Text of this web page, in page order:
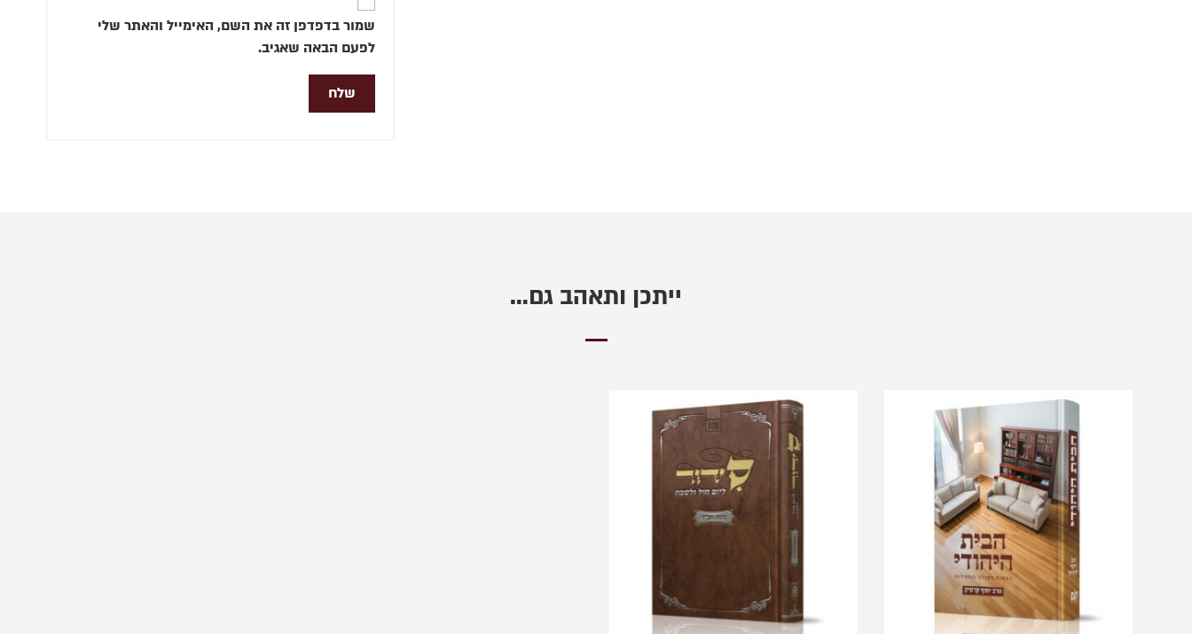
שמור בדפדפן זה את השם, האימייל והאתר שלי
לפעם הבאה שאגיב.
ייתכן ותאהב גם…